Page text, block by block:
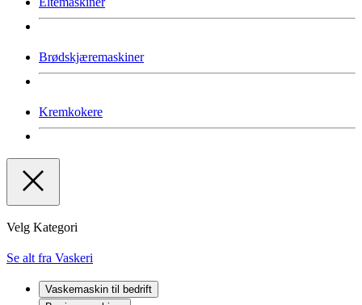
Brødskjæremaskiner
Kremkokere
Velg Kategori
Se alt fra Vaskeri
Vaskemaskin til bedrift